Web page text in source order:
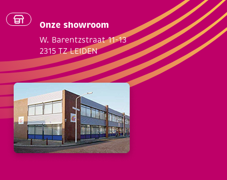
Onze showroom
W. Barentzstraat 11-13
2315 TZ LEIDEN